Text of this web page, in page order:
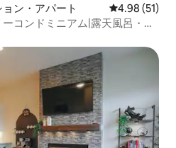
ン・アパート レビュー51
4.98 (51)
コンドミニアム|露天風呂・ジ